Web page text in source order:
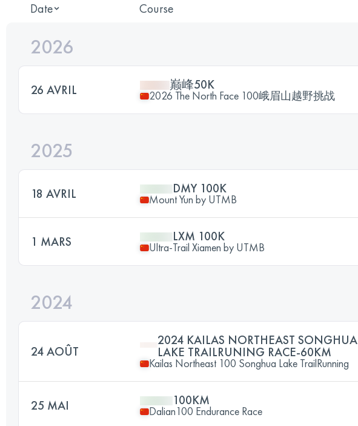
Date Course
2026
26 AVRIL 巅峰50K
2026 The North Face 100峨眉山越野挑战
2025
18 AVRIL DMY 100K
Mount Yun by UTMB
1 MARS LXM 100K
Ultra-Trail Xiamen by UTMB
2024
24 AOÛT
2024 KAILAS NORTHEAST SONGHUA
LAKE TRAILRUNING RACE-60KM
Kailas Northeast 100 Songhua Lake TrailRunning
25 MAI 100KM
Dalian100 Endurance Race